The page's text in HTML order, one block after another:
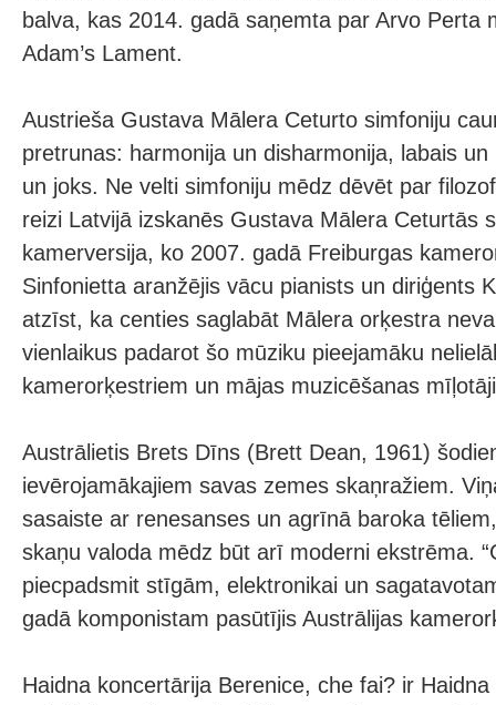
balva, kas 2014. gadā saņemta par Arvo Perta
Adam’s Lament.
Austrieša Gustava Mālera Ceturto simfoniju
pretrunas: harmonija un disharmonija, labais
un joks. Ne velti simfoniju mēdz dēvēt par
reizi Latvijā izskanēs Gustava Mālera Ceturtās
kamerversija, ko 2007. gadā Freiburgas
Sinfonietta aranžējis vācu pianists un diriģents
atzīst, ka centies saglabāt Mālera orķestra
vienlaikus padarot šo mūziku pieejamāku
kamerorķestriem un mājas muzicēšanas
Austrālietis Brets Dīns (Brett Dean, 1961)
ievērojamākajiem savas zemes skaņražiem.
sasaiste ar renesanses un agrīnā baroka
skaņu valoda mēdz būt arī moderni ekstrēma.
piecpadsmit stīgām, elektronikai un
gadā komponistam pasūtījis Austrālijas
Haidna koncertārija Berenice, che fai? ir